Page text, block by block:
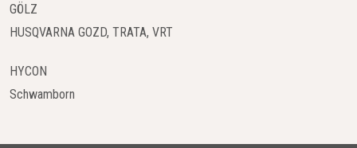
GÖLZ
HUSQVARNA GOZD, TRATA, VRT
HYCON
Schwamborn